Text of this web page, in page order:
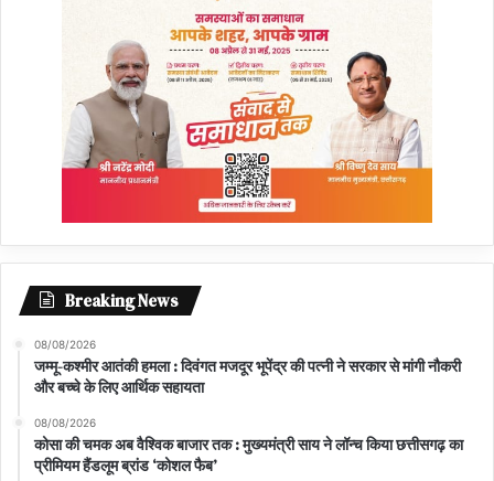
Breaking News
08/08/2026
जम्मू-कश्मीर आतंकी हमला : दिवंगत मजदूर भूपेंद्र की पत्नी ने सरकार से मांगी नौकरी
और बच्चे के लिए आर्थिक सहायता
08/08/2026
कोसा की चमक अब वैश्विक बाजार तक : मुख्यमंत्री साय ने लॉन्च किया छत्तीसगढ़ का
प्रीमियम हैंडलूम ब्रांड ‘कोशल फैब’